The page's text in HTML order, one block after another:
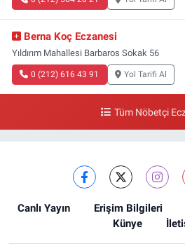
Berna Koç Eczanesi
Yıldırım Mahallesi Barbaros Sokak 56
0 (212) 616 43 91 Yol Tarifi Al
Tüm Nöbetçi
Canlı Yayın Erişim Bilgileri
Künye